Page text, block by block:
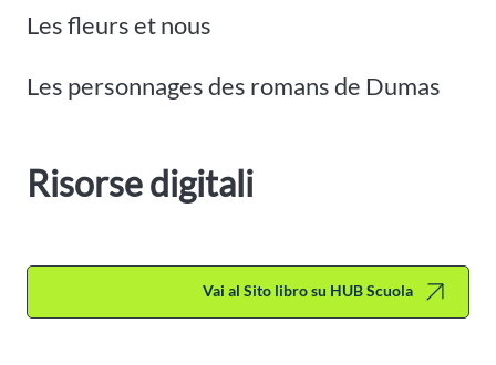
Les fleurs et nous
Les personnages des romans de Dumas
Risorse digitali
Vai al Sito libro su HUB Scuola